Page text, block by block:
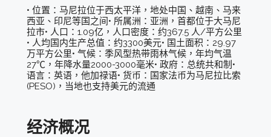
• 位置：马尼拉位于西太平洋，地处中国、越南、马来
西亚、印尼等国之间• 所属洲：亚洲，首都位于大马尼
拉市• 人口：1.09亿，人口密度：约367.5 人/平方公里
• 人均国内生产总值：约3300美元• 国土面积：29.97
万平方公里• 气候：季风型热带雨林气候，年均气温
27℃，年降水量2000-3000毫米• 政府：总统共和制•
语言：英语，他加禄语• 货币：国家法币为马尼拉比索
(PESO)，当地也支持美元的流通
经济概况